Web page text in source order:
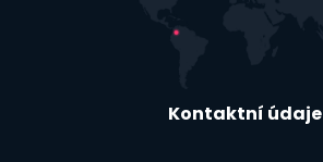
Kontaktní údaje